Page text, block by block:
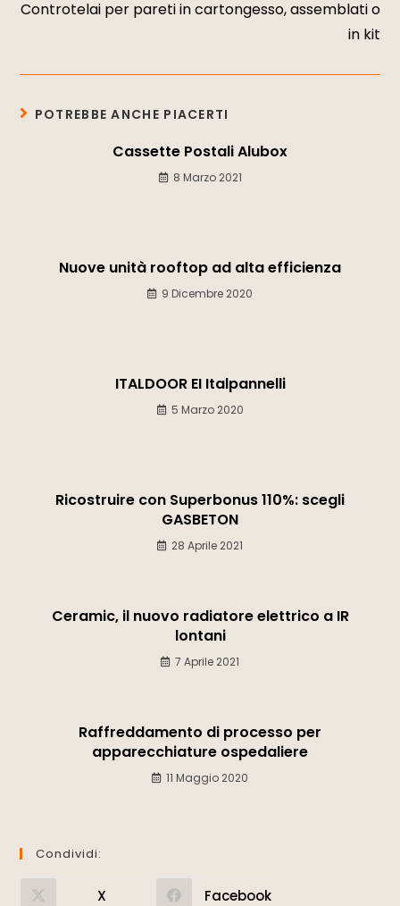
Controtelai per pareti in cartongesso, assemblati o
in kit
POTREBBE ANCHE PIACERTI
Cassette Postali Alubox
8 Marzo 2021
Nuove unità rooftop ad alta efficienza
9 Dicembre 2020
ITALDOOR EI Italpannelli
5 Marzo 2020
Ricostruire con Superbonus 110%: scegli
GASBETON
28 Aprile 2021
Ceramic, il nuovo radiatore elettrico a IR
lontani
7 Aprile 2021
Raffreddamento di processo per
apparecchiature ospedaliere
11 Maggio 2020
Condividi:
X Facebook